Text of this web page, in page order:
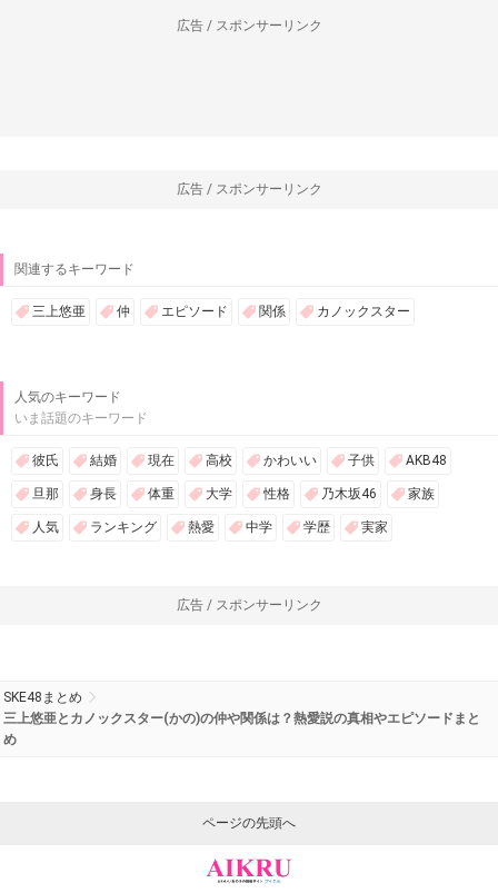
広告 / スポンサーリンク
広告 / スポンサーリンク
関連するキーワード
三上悠亜 仲 エピソード 関係 カノックスター
人気のキーワード
いま話題のキーワード
彼氏 結婚 現在 高校 かわいい 子供 AKB48
旦那 身長 体重 大学 性格 乃木坂46 家族
人気 ランキング 熱愛 中学 学歴 実家
広告 / スポンサーリンク
SKE48まとめ
三上悠亜とカノックスター(かの)の仲や関係は？熱愛説の真相やエピソードまと
め
ページの先頭へ